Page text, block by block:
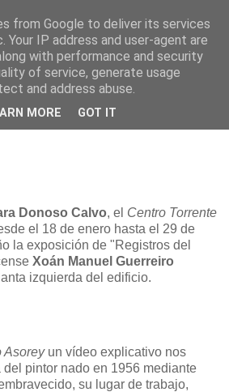
(Xoán Guerreiro)
Donoso Calvo, el Centro Torrente
el 18 de enero hasta el 29 de
la exposición de "Registros del
Xoán Manuel Guerreiro
izquierda del edificio.
Asoreyun vídeo explicativo nos
del pintor nado en 1956 mediante
su lugar de trabajo,
from Google to deliver its services
Your IP address and user-agent are
with performance and security
of service, generate usage
and address abuse.
MORE GOT IT